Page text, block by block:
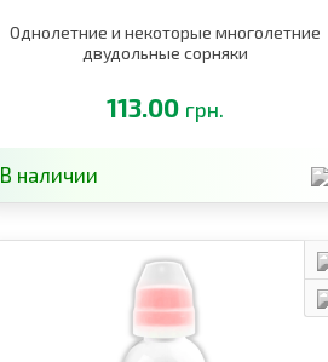
Однолетние и некоторые многолетние
двудольные сорняки
113.00 грн.
В наличии